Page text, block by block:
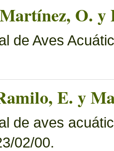
O. y
de Aves
E. y
de aves
02/00.